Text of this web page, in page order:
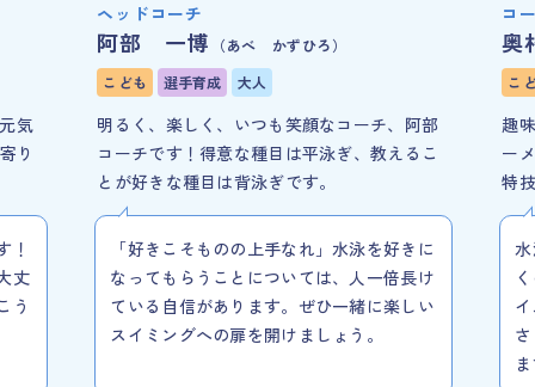
気
り
！
丈
う
ヘッドコーチ
阿部 一博
（あべ かずひろ）
こども
選手育成 大人
明るく、楽しく、いつも笑顔なコーチ、阿部
コーチです！得意な種目は平泳ぎ、教えるこ
とが好きな種目は背泳ぎです。
「好きこそものの上手なれ」水泳を好きに
なってもらうことについては、人一倍長け
ている自信があります。ぜひ一緒に楽しい
スイミングへの扉を開けましょう。
コ
奥
こ
趣
ー
特